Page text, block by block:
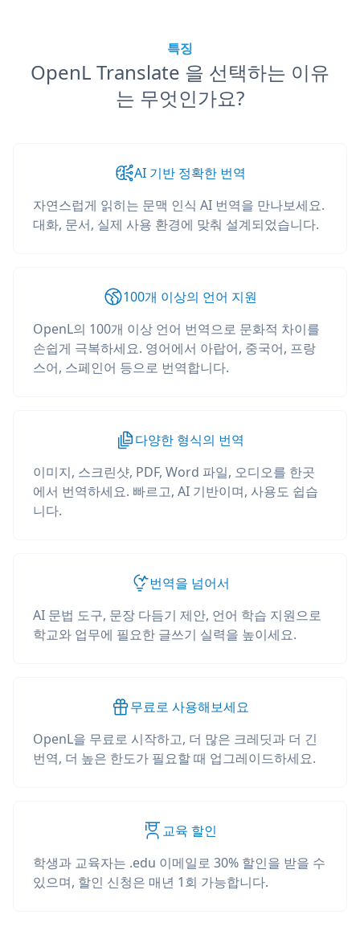
특징
OpenL Translate 을 선택하는 이유
는 무엇인가요?
AI 기반 정확한 번역
자연스럽게 읽히는 문맥 인식 AI 번역을 만나보세요.
대화, 문서, 실제 사용 환경에 맞춰 설계되었습니다.
100개 이상의 언어 지원
OpenL의 100개 이상 언어 번역으로 문화적 차이를
손쉽게 극복하세요. 영어에서 아랍어, 중국어, 프랑
스어, 스페인어 등으로 번역합니다.
다양한 형식의 번역
이미지, 스크린샷, PDF, Word 파일, 오디오를 한곳
에서 번역하세요. 빠르고, AI 기반이며, 사용도 쉽습
니다.
번역을 넘어서
AI 문법 도구, 문장 다듬기 제안, 언어 학습 지원으로
학교와 업무에 필요한 글쓰기 실력을 높이세요.
무료로 사용해보세요
OpenL을 무료로 시작하고, 더 많은 크레딧과 더 긴
번역, 더 높은 한도가 필요할 때 업그레이드하세요.
교육 할인
학생과 교육자는 .edu 이메일로 30% 할인을 받을 수
있으며, 할인 신청은 매년 1회 가능합니다.